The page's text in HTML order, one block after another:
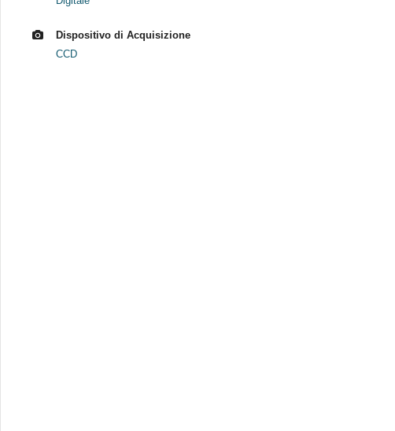
Dispositivo di Acquisizione
CCD